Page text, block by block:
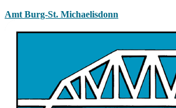
Amt Burg-St. Michaelisdonn